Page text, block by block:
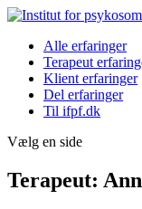
Alle erfaringer
Terapeut
Klient erfaringer
Del erfaringer
Til ifpf.dk
Vælg en side
Terapeut: